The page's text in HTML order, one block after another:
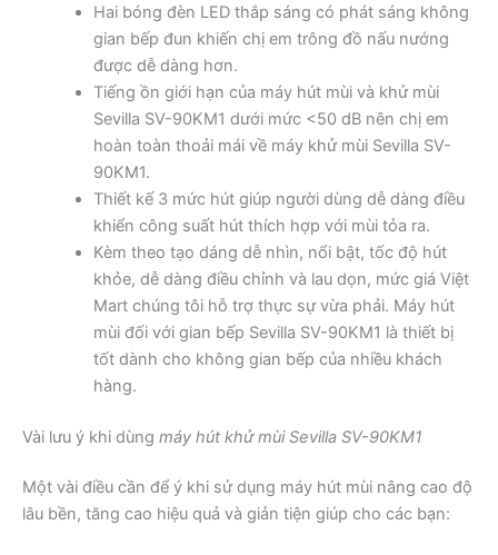
Hai bóng đèn LED thắp sáng có phát sáng không
gian bếp đun khiến chị em trông đồ nấu nướng
được dễ dàng hơn.
Tiếng ồn giới hạn của máy hút mùi và khử mùi
Sevilla SV-90KM1 dưới mức <50 dB nên chị em
hoàn toàn thoải mái về máy khử mùi Sevilla SV-
90KM1.
Thiết kế 3 mức hút giúp người dùng dễ dàng điều
khiển công suất hút thích hợp với mùi tỏa ra.
Kèm theo tạo dáng dễ nhìn, nổi bật, tốc độ hút
khỏe, dễ dàng điều chỉnh và lau dọn, mức giá Việt
Mart chúng tôi hỗ trợ thực sự vừa phải. Máy hút
mùi đối với gian bếp Sevilla SV-90KM1 là thiết bị
tốt dành cho không gian bếp của nhiều khách
hàng.
Vài lưu ý khi dùng máy hút khử mùi Sevilla SV-90KM1
Một vài điều cần để ý khi sử dụng máy hút mùi nâng cao độ
lâu bền, tăng cao hiệu quả và giản tiện giúp cho các bạn: